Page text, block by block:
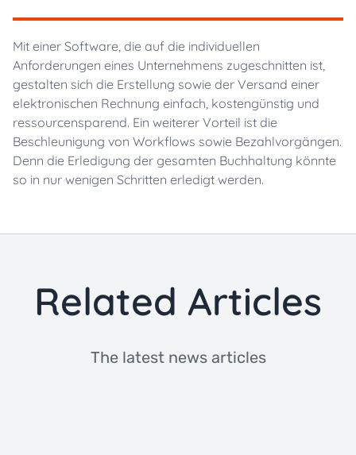
Mit einer Software, die auf die individuellen
Anforderungen eines Unternehmens zugeschnitten ist,
gestalten sich die Erstellung sowie der Versand einer
elektronischen Rechnung einfach, kostengünstig und
ressourcensparend. Ein weiterer Vorteil ist die
Beschleunigung von Workflows sowie Bezahlvorgängen.
Denn die Erledigung der gesamten Buchhaltung könnte
so in nur wenigen Schritten erledigt werden.
Related Articles
The latest news articles